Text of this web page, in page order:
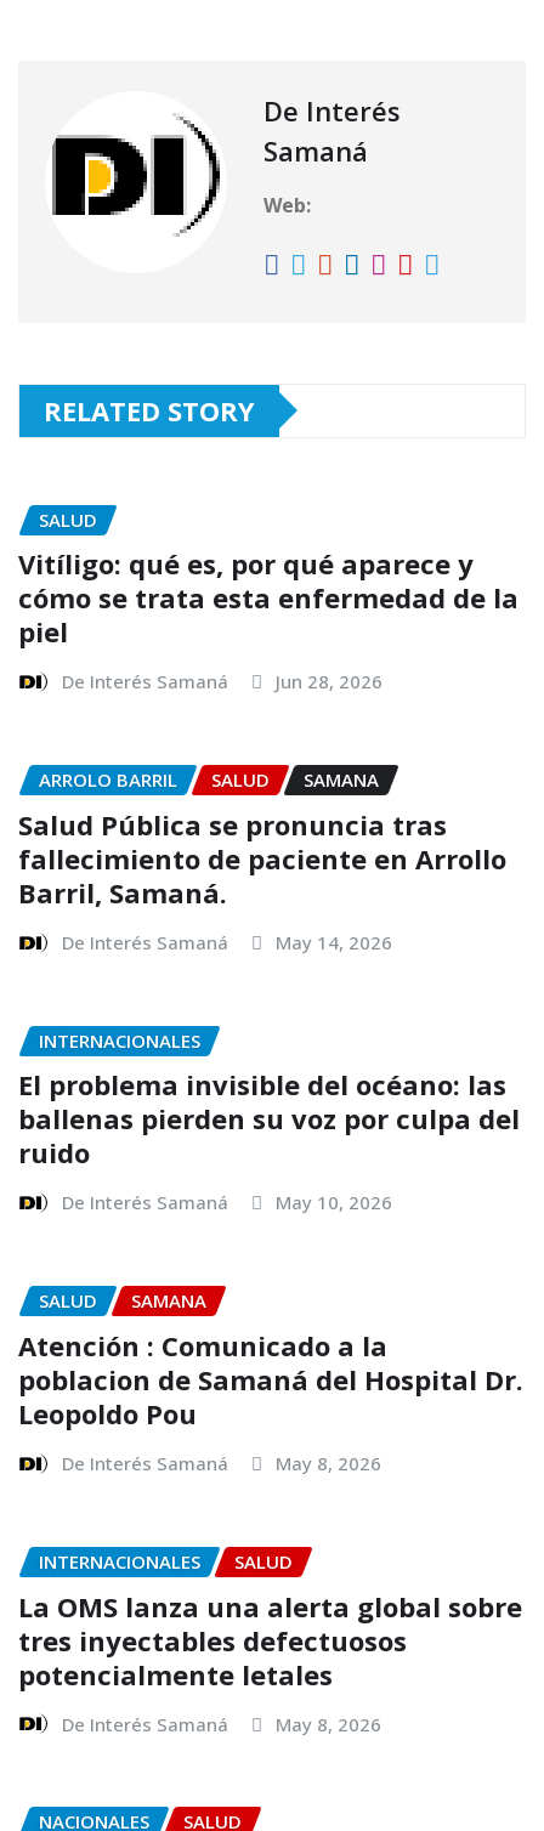
p
p
m
b
o
k
ar
ti
r
De Interés
Samaná
Web:
RELATED STORY
SALUD
Vitíligo: qué es, por qué aparece y
cómo se trata esta enfermedad de la
piel
De Interés Samaná Jun 28, 2026
ARROLO BARRIL SALUD SAMANA
Salud Pública se pronuncia tras
fallecimiento de paciente en Arrollo
Barril, Samaná.
De Interés Samaná May 14, 2026
INTERNACIONALES
El problema invisible del océano: las
ballenas pierden su voz por culpa del
ruido
De Interés Samaná May 10, 2026
SALUD SAMANA
Atención : Comunicado a la
poblacion de Samaná del Hospital Dr.
Leopoldo Pou
De Interés Samaná May 8, 2026
INTERNACIONALES SALUD
La OMS lanza una alerta global sobre
tres inyectables defectuosos
potencialmente letales
De Interés Samaná May 8, 2026
NACIONALES SALUD